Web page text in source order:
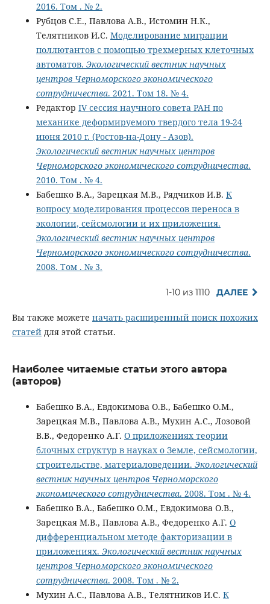
2016. Том . № 2.
Рубцов С.Е., Павлова А.В., Истомин Н.К.,
Телятников И.С. Моделирование миграции
поллютантов с помощью трехмерных клеточных
автоматов. Экологический вестник научных
центров Черноморского экономического
сотрудничества. 2021. Том 18. № 4.
Редактор IV сессия научного совета РАН по
механике деформируемого твердого тела 19-24
июня 2010 г. (Ростов-на-Дону - Азов).
Экологический вестник научных центров
Черноморского экономического сотрудничества.
2010. Том . № 4.
Бабешко В.А., Зарецкая М.В., Рядчиков И.В. К
вопросу моделирования процессов переноса в
экологии, сейсмологии и их приложения.
Экологический вестник научных центров
Черноморского экономического сотрудничества.
2008. Том . № 3.
1-10 из 1110 ДАЛЕЕ
Вы также можете начать расширенный поиск похожих
статейдля этой статьи.
Наиболее читаемые статьи этого автора
(авторов)
Бабешко В.А., Евдокимова О.В., Бабешко О.М.,
Зарецкая М.В., Павлова А.В., Мухин А.С., Лозовой
В.В., Федоренко А.Г. О приложениях теории
блочных структур в науках о Земле, сейсмологии,
строительстве, материаловедении. Экологический
вестник научных центров Черноморского
экономического сотрудничества. 2008. Том . № 4.
Бабешко В.А., Бабешко О.М., Евдокимова О.В.,
Зарецкая М.В., Павлова А.В., Федоренко А.Г. О
дифференциальном методе факторизации в
приложениях. Экологический вестник научных
центров Черноморского экономического
сотрудничества. 2008. Том . № 2.
Мухин А.С., Павлова А.В., Телятников И.С. К